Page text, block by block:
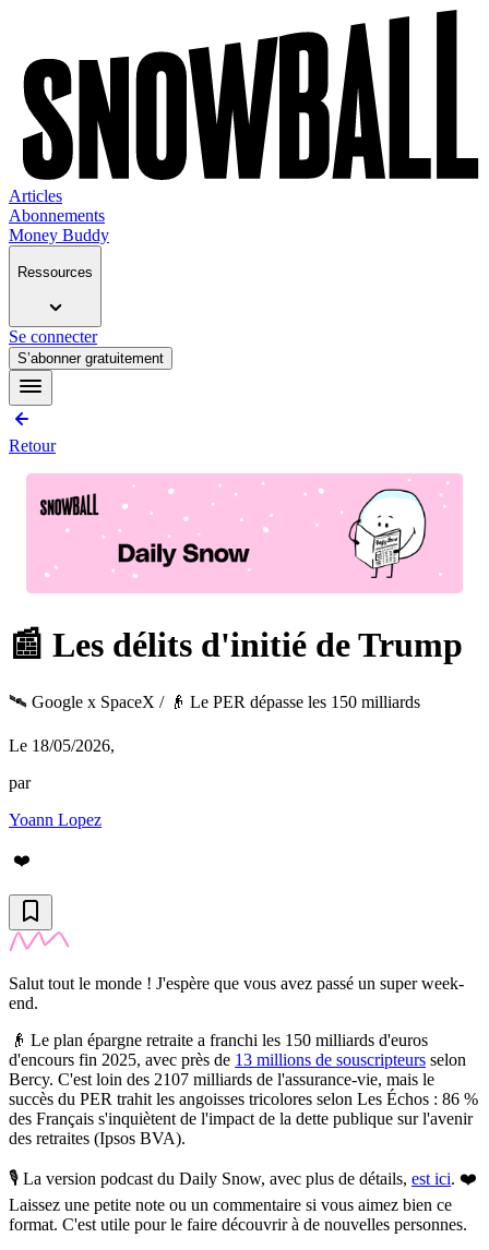
Articles
Abonnements
Money Buddy
Ressources
Se connecter
S’abonner gratuitement
Retour
📰 Les délits d'initié de Trump
🛰️ Google x SpaceX / 👴 Le PER dépasse les 150 milliards
Le 18/05/2026,
par
Yoann Lopez
❤️
Salut tout le monde ! J'espère que vous avez passé un super week-
end.
👴 Le plan épargne retraite a franchi les 150 milliards d'euros
d'encours fin 2025, avec près de 13 millions de souscripteurs selon
Bercy. C'est loin des 2107 milliards de l'assurance-vie, mais le
succès du PER trahit les angoisses tricolores selon Les Échos : 86 %
des Français s'inquiètent de l'impact de la dette publique sur l'avenir
des retraites (Ipsos BVA).
🎙️ La version podcast du Daily Snow, avec plus de détails, est ici. ❤️
Laissez une petite note ou un commentaire si vous aimez bien ce
format. C'est utile pour le faire découvrir à de nouvelles personnes.